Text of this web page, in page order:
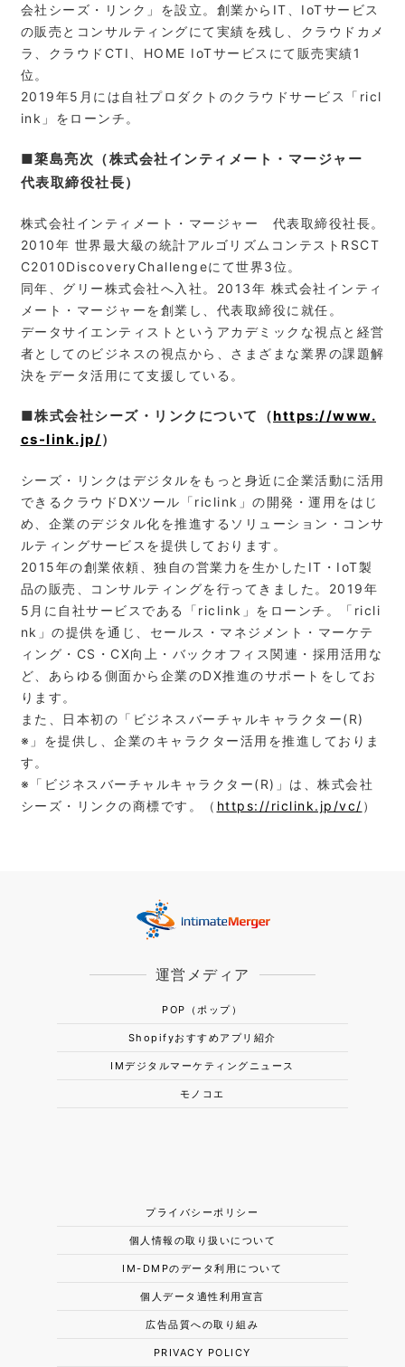
会社シーズ・リンク」を設立。創業からIT、IoTサービス
の販売とコンサルティングにて実績を残し、クラウドカメ
ラ、クラウドCTI、HOME IoTサービスにて販売実績1
位。
2019年5月には自社プロダクトのクラウドサービス「ricl
ink」をローンチ。
■簗島亮次（株式会社インティメート・マージャー
代表取締役社長）
株式会社インティメート・マージャー 代表取締役社長。
2010年 世界最大級の統計アルゴリズムコンテストRSCT
C2010DiscoveryChallengeにて世界3位。
同年、グリー株式会社へ入社。2013年 株式会社インティ
メート・マージャーを創業し、代表取締役に就任。
データサイエンティストというアカデミックな視点と経営
者としてのビジネスの視点から、さまざまな業界の課題解
決をデータ活用にて支援している。
■株式会社シーズ・リンクについて（https://www.
cs-link.jp/）
シーズ・リンクはデジタルをもっと身近に企業活動に活用
できるクラウドDXツール「riclink」の開発・運用をはじ
め、企業のデジタル化を推進するソリューション・コンサ
ルティングサービスを提供しております。
2015年の創業依頼、独自の営業力を生かしたIT・IoT製
品の販売、コンサルティングを行ってきました。2019年
5月に自社サービスである「riclink」をローンチ。「ricli
nk」の提供を通じ、セールス・マネジメント・マーケテ
ィング・CS・CX向上・バックオフィス関連・採用活用な
ど、あらゆる側面から企業のDX推進のサポートをしてお
ります。
また、日本初の「ビジネスバーチャルキャラクター(R)
※」を提供し、企業のキャラクター活用を推進しておりま
す。
※「ビジネスバーチャルキャラクター(R)」は、株式会社
シーズ・リンクの商標です。（ https://riclink.jp/vc/ ）
運営メディア
POP（ポップ）
Shopifyおすすめアプリ紹介
IMデジタルマーケティングニュース
モノコエ
プライバシーポリシー
個人情報の取り扱いについて
IM-DMPのデータ利用について
個人データ適性利用宣言
広告品質への取り組み
PRIVACY POLICY